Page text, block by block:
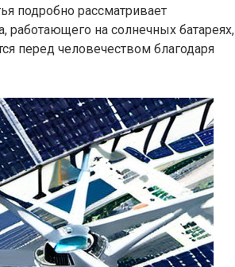
подробно рассматривает
работающего на солнечных батареях,
перед человечеством благодаря